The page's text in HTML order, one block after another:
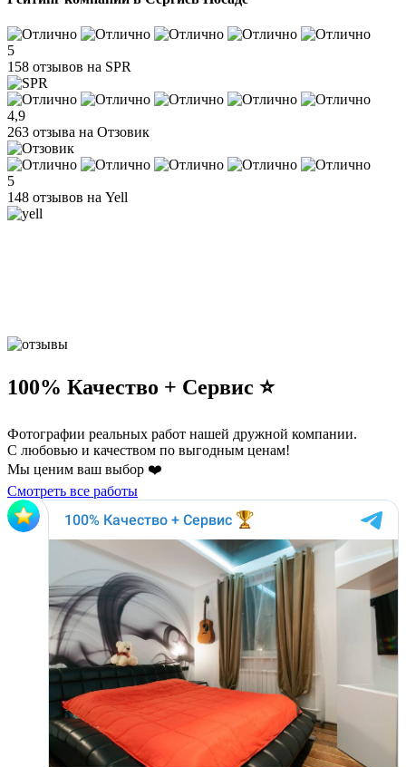
5
158 отзывов на SPR
4,9
263 отзыва на Отзовик
5
148 отзывов на Yell
100% Качество + Сервис ⭐️
Фотографии реальных работ нашей дружной компании.
С любовью и качеством по выгодным ценам!
Мы ценим ваш выбор ❤️
Смотреть все работы